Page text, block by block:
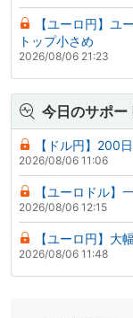
【ユーロ円】
トップ小さめ
2026/08/06 21:23
今日のサポー
【ドル円】200
2026/08/06 11:06
【ユーロドル】
2026/08/06 12:15
【ユーロ円】大
2026/08/06 11:48